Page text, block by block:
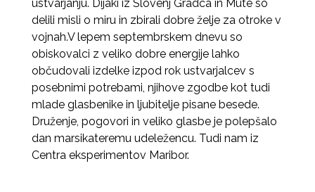
ustvarjanju. Dijaki iz Slovenj Gradca in Mute so
delili misli o miru in zbirali dobre želje za otroke v
vojnah.V lepem septembrskem dnevu so
obiskovalci z veliko dobre energije lahko
občudovali izdelke izpod rok ustvarjalcev s
posebnimi potrebami, njihove zgodbe kot tudi
mlade glasbenike in ljubitelje pisane besede.
Druženje, pogovori in veliko glasbe je polepšalo
dan marsikateremu udeležencu. Tudi nam iz
Centra eksperimentov Maribor.